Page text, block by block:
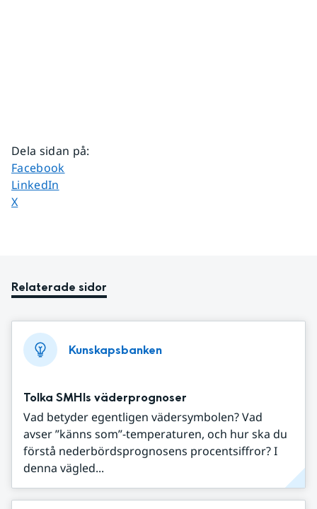
Dela sidan på:
Dela sidan på
Facebook
Dela sidan på
LinkedIn
Dela sidan på
X
Relaterade sidor
Kunskapsbanken
Tolka SMHIs väderprognoser
Vad betyder egentligen vädersymbolen? Vad
avser ”känns som”-temperaturen, och hur ska du
förstå nederbördsprognosens procentsiffror? I
denna vägled...